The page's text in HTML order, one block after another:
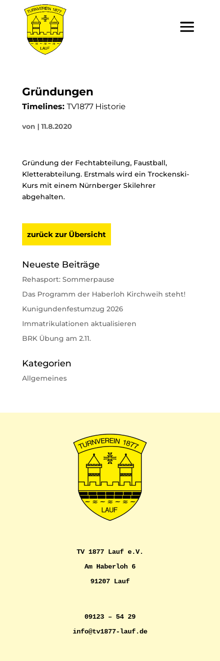
Gründungen
Timelines: TV1877 Historie
von | 11.8.2020
Gründung der Fechtabteilung, Faustball,
Kletterabteilung. Erstmals wird ein Trockenski-
Kurs mit einem Nürnberger Skilehrer
abgehalten.
zurück zur Übersicht
Neueste Beiträge
Rehasport: Sommerpause
Das Programm der Haberloh Kirchweih steht!
Kunigundenfestumzug 2026
Immatrikulationen aktualisieren
BRK Übung am 2.11.
Kategorien
Allgemeines
TV 1877 Lauf e.V.
Am Haberloh 6
91207 Lauf
09123 – 54 29
info@tv1877-lauf.de